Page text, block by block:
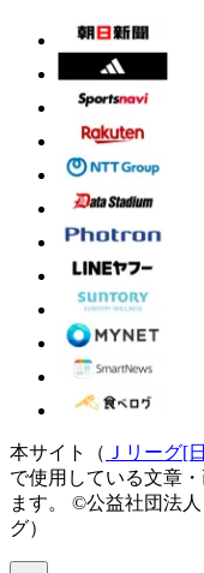
本サイト（ Ｊリーグ[
で使用している文章
ます。
©公益社団法
グ）